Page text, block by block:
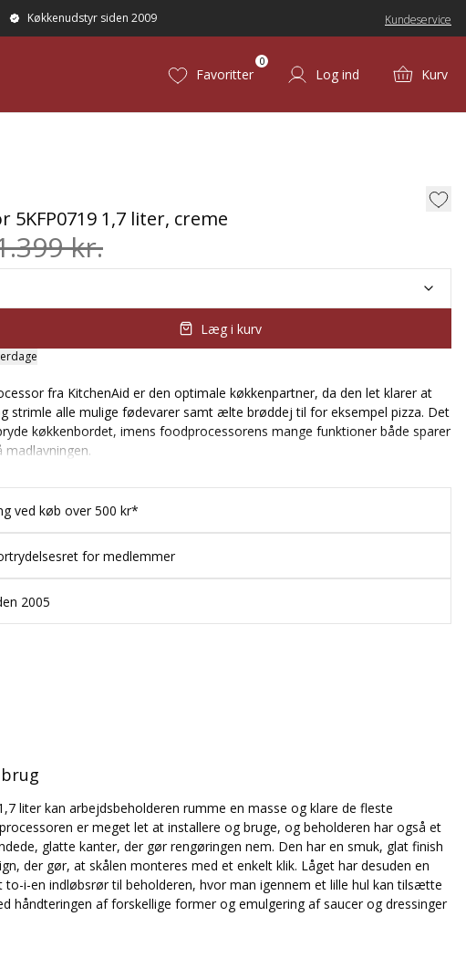
Køkkenudstyr siden 2009 Kundeservice
Favoritter
0
Log ind Kurv
5KFP0719 1,7 liter, creme
kr.
Læg i kurv
fra KitchenAid er den optimale køkkenpartner, da den let klarer at
strimle alle mulige fødevarer samt ælte brøddej til for eksempel pizza. Det
køkkenbordet, imens foodprocessorens mange funktioner både sparer
ved køb over 500 kr*
for medlemmer
2005
liter kan arbejdsbeholderen rumme en masse og klare de fleste
er meget let at installere og bruge, og beholderen har også et
glatte kanter, der gør rengøringen nem. Den har en smuk, glat finish
der gør, at skålen monteres med et enkelt klik. Låget har desuden en
i-en indløbsrør til beholderen, hvor man igennem et lille hul kan tilsætte
håndteringen af forskellige former og emulgering af saucer og dressinger